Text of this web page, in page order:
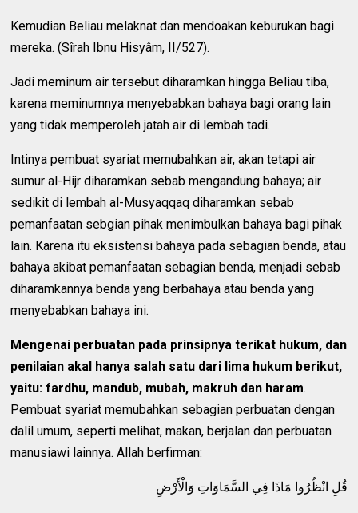
Kemudian Beliau melaknat dan mendoakan keburukan bagi
mereka. (Sîrah Ibnu Hisyâm, II/527).
Jadi meminum air tersebut diharamkan hingga Beliau tiba,
karena meminumnya menyebabkan bahaya bagi orang lain
yang tidak memperoleh jatah air di lembah tadi.
Intinya pembuat syariat memubahkan air, akan tetapi air
sumur al-Hijr diharamkan sebab mengandung bahaya; air
sedikit di lembah al-Musyaqqaq diharamkan sebab
pemanfaatan sebgian pihak menimbulkan bahaya bagi pihak
lain. Karena itu eksistensi bahaya pada sebagian benda, atau
bahaya akibat pemanfaatan sebagian benda, menjadi sebab
diharamkannya benda yang berbahaya atau benda yang
menyebabkan bahaya ini.
Mengenai perbuatan pada prinsipnya terikat hukum, dan
penilaian akal hanya salah satu dari lima hukum berikut,
yaitu: fardhu, mandub, mubah, makruh dan haram.
Pembuat syariat memubahkan sebagian perbuatan dengan
dalil umum, seperti melihat, makan, berjalan dan perbuatan
manusiawi lainnya. Allah berfirman:
قُلِ انْظُرُوا مَاذَا فِي السَّمَاوَاتِ وَالْأَرْضِ